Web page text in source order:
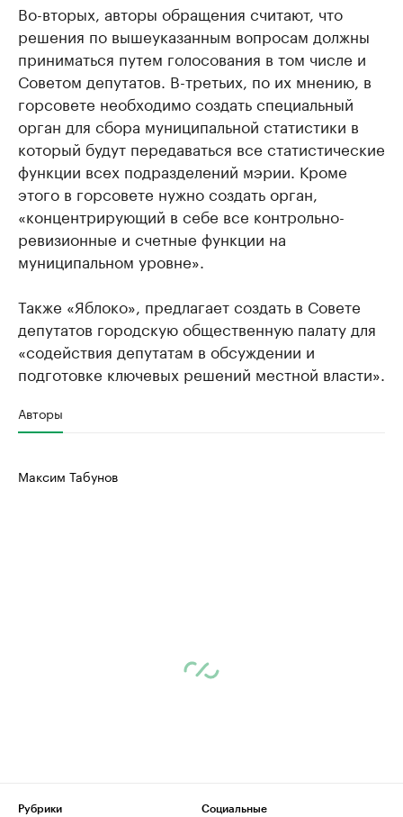
Во-вторых, авторы обращения считают, что
решения по вышеуказанным вопросам должны
приниматься путем голосования в том числе и
Советом депутатов. В-третьих, по их мнению, в
горсовете необходимо создать специальный
орган для сбора муниципальной статистики в
который будут передаваться все статистические
функции всех подразделений мэрии. Кроме
этого в горсовете нужно создать орган,
«концентрирующий в себе все контрольно-
ревизионные и счетные функции на
муниципальном уровне».
Также «Яблоко», предлагает создать в Совете
депутатов городскую общественную палату для
«содействия депутатам в обсуждении и
подготовке ключевых решений местной власти».
Авторы
Максим Табунов
Рубрики
Социальные